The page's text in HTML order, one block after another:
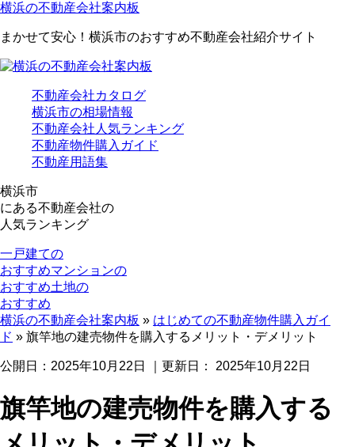
横浜の不動産会社案内板
まかせて安心！横浜市のおすすめ不動産会社紹介サイト
不動産会社カタログ
横浜市の相場情報
不動産会社人気ランキング
不動産物件購入ガイド
不動産用語集
横浜市
にある不動産会社の
人気ランキング
一戸建ての
おすすめマンションの
おすすめ土地の
おすすめ
横浜の不動産会社案内板 » はじめての不動産物件購入ガイ
ド » 旗竿地の建売物件を購入するメリット・デメリット
公開日： 2025年10月22日 ｜更新日： 2025年10月22日
旗竿地の建売物件を購入する